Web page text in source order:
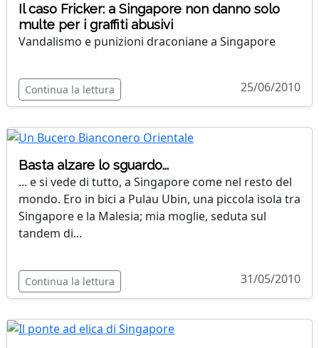
Il caso Fricker: a Singapore non danno solo
multe per i graffiti abusivi
Vandalismo e punizioni draconiane a Singapore
Continua la lettura 25/06/2010
Basta alzare lo sguardo...
... e si vede di tutto, a Singapore come nel resto del
mondo. Ero in bici a Pulau Ubin, una piccola isola tra
Singapore e la Malesia; mia moglie, seduta sul
tandem di...
Continua la lettura 31/05/2010